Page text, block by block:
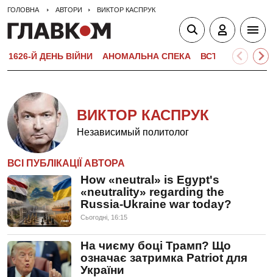
ГОЛОВНА АВТОРИ ВИКТОР КАСПРУК
1626-Й ДЕНЬ ВІЙНИ АНОМАЛЬНА СПЕКА ВСТУПНА
ВИКТОР КАСПРУК
Независимый политолог
ВСІ ПУБЛІКАЦІЇ АВТОРА
How «neutral» is Egypt's
«neutrality» regarding the
Russia-Ukraine war today?
Сьогодні, 16:15
На чиєму боці Трамп? Що
означає затримка Patriot для
України